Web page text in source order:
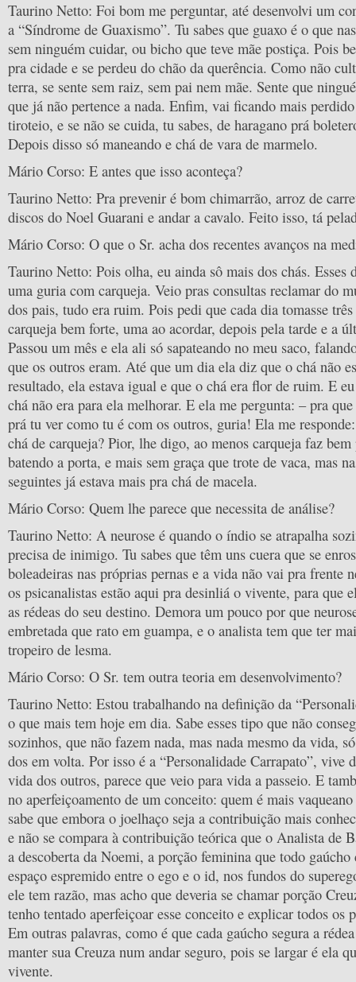
Taurino Netto: Foi bom me perguntar, até desenvolvi um
a “Síndrome de Guaxismo”. Tu sabes que guaxo é o que
sem ninguém cuidar, ou bicho que teve mãe postiça. Pois
pra cidade e se perdeu do chão da querência. Como não
terra, se sente sem raiz, sem pai nem mãe. Sente que
que já não pertence a nada. Enfim, vai ficando mais
tiroteio, e se não se cuida, tu sabes, de haragano prá
Depois disso só maneando e chá de vara de marmelo.
Mário Corso: E antes que isso aconteça?
Taurino Netto: Pra prevenir é bom chimarrão, arroz de
discos do Noel Guarani e andar a cavalo. Feito isso, tá
Mário Corso: O que o Sr. acha dos recentes avanços na
Taurino Netto: Pois olha, eu ainda sô mais dos chás. Esses
uma guria com carqueja. Veio pras consultas reclamar do
dos pais, tudo era ruim. Pois pedi que cada dia tomasse
carqueja bem forte, uma ao acordar, depois pela tarde e a
Passou um mês e ela ali só sapateando no meu saco,
que os outros eram. Até que um dia ela diz que o chá não
resultado, ela estava igual e que o chá era flor de ruim. E
chá não era para ela melhorar. E ela me pergunta: – pra
prá tu ver como tu é com os outros, guria! Ela me
chá de carqueja? Pior, lhe digo, ao menos carqueja faz
batendo a porta, e mais sem graça que trote de vaca, mas
seguintes já estava mais pra chá de macela.
Mário Corso: Quem lhe parece que necessita de análise?
Taurino Netto: A neurose é quando o índio se atrapalha
precisa de inimigo. Tu sabes que têm uns cuera que se
boleadeiras nas próprias pernas e a vida não vai pra frente
os psicanalistas estão aqui pra desinliá o vivente, para que
as rédeas do seu destino. Demora um pouco por que
embretada que rato em guampa, e o analista tem que ter
tropeiro de lesma.
Mário Corso: O Sr. tem outra teoria em desenvolvimento?
Taurino Netto: Estou trabalhando na definição da
o que mais tem hoje em dia. Sabe esses tipo que não
sozinhos, que não fazem nada, mas nada mesmo da vida,
dos em volta. Por isso é a “Personalidade Carrapato”, vive
vida dos outros, parece que veio para vida a passeio. E
no aperfeiçoamento de um conceito: quem é mais
sabe que embora o joelhaço seja a contribuição mais
e não se compara à contribuição teórica que o Analista de
a descoberta da Noemi, a porção feminina que todo gaúcho
espaço espremido entre o ego e o id, nos fundos do
ele tem razão, mas acho que deveria se chamar porção
tenho tentado aperfeiçoar esse conceito e explicar todos os
Em outras palavras, como é que cada gaúcho segura a
manter sua Creuza num andar seguro, pois se largar é ela
vivente.